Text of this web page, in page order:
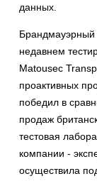
данных.
Брандмауэрный
недавнем
Matousec
проактивных
победил в
продаж
тестовая
компании -
осуществила